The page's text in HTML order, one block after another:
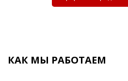
КАК МЫ РАБОТАЕМ